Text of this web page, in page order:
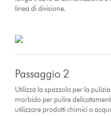
linea di divisione.
Passaggio 2
Utilizza la spazzola per la
morbido per pulire
utilizzare prodotti chimici o